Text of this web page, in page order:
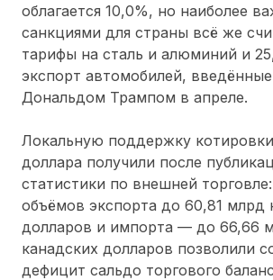
облагается 10,0%, но наиболее
санкциями для страны всё же
тарифы на сталь и алюминий и
экспорт автомобилей,
Дональдом Трампом в апреле.
Локальную поддержку
доллара получили после
статистики по внешней
объёмов экспорта до 60,81 млрд
долларов и импорта — до 66,66
канадских долларов позволили
дефицит сальдо торгового